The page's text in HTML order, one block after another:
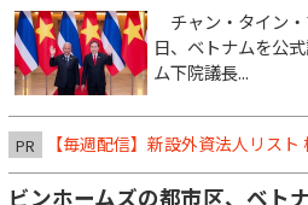
チャン・タイン
日、ベトナムを公
ム下院議長...
PR 【毎週配信】新設外資法人リス
ビンホームズの都市区、ベト